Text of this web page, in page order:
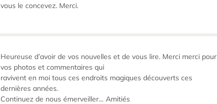
vous le concevez. Merci.
Heureuse d’avoir de vos nouvelles et de vous lire. Merci merci pour
vos photos et commentaires qui
ravivent en moi tous ces endroits magiques découverts ces
dernières années.
Continuez de nous émerveiller… Amitiés